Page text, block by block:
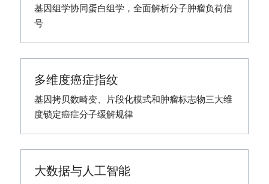
基因组学协同蛋白组学，全面解析分子肿瘤负荷信
号
多维度癌症指纹
基因拷贝数畸变、片段化模式和肿瘤标志物三大维
度锁定癌症分子缓解规律
大数据与人工智能